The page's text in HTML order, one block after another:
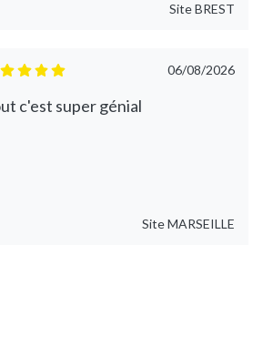
SiteBREST
06/08/2026
c'est super génial
SiteMARSEILLE